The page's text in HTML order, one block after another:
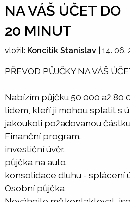
NA VÁŠ ÚČET DO
20 MINUT
vložil: Koncitik Stanislav 14. 06.
PŘEVOD PŮJČKY NA VÁŠ
Nabízím půjčku 50 000 až 80
lidem, kteří ji mohou splatit s
jakoukoli požadovanou
Finanční program.
investiční úvěr.
půjčka na auto.
konsolidace dluhu - splácení
Osobní půjčka.